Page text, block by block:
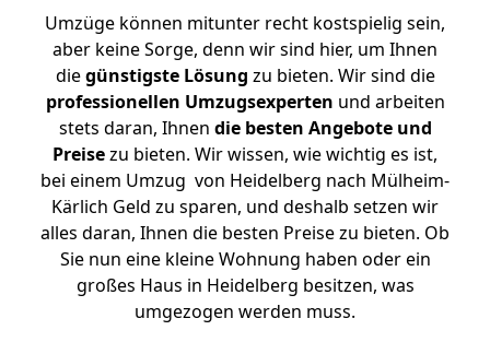
Umzüge können mitunter recht kostspielig sein,
aber keine Sorge, denn wir sind hier, um Ihnen
diegünstigste Lösung zu bieten. Wir sind die
professionellen Umzugsexperten und arbeiten
stets daran, Ihnen die besten Angebote und
Preisezu bieten. Wir wissen, wie wichtig es ist,
bei einem Umzug von Heidelberg nach Mülheim-
Kärlich Geld zu sparen, und deshalb setzen wir
alles daran, Ihnen die besten Preise zu bieten. Ob
Sie nun eine kleine Wohnung haben oder ein
großes Haus in Heidelberg besitzen, was
umgezogen werden muss.